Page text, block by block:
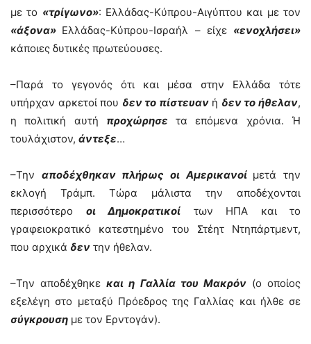
με το «τρίγωνο»: Ελλάδας-Κύπρου-Αιγύπτου και με τον
«άξονα» Ελλάδας-Κύπρου-Ισραήλ – είχε «ενοχλήσει»
κάποιες δυτικές πρωτεύουσες.
–Παρά το γεγονός ότι και μέσα στην Ελλάδα τότε
υπήρχαν αρκετοί που δεν το πίστευανή δεν το ήθελαν,
η πολιτική αυτή προχώρησε τα επόμενα χρόνια. Ή
τουλάχιστον, άντεξε…
–Την αποδέχθηκαν πλήρως οι Αμερικανοί μετά την
εκλογή Τράμπ. Τώρα μάλιστα την αποδέχονται
περισσότερο οι Δημοκρατικοί των ΗΠΑ και το
γραφειοκρατικό κατεστημένο του Στέητ Ντηπάρτμεντ,
που αρχικά δεν την ήθελαν.
–Την αποδέχθηκεκαι η Γαλλία του Μακρόν(ο οποίος
εξελέγη στο μεταξύ Πρόεδρος της Γαλλίας και ήλθε σε
σύγκρουση με τον Ερντογάν).